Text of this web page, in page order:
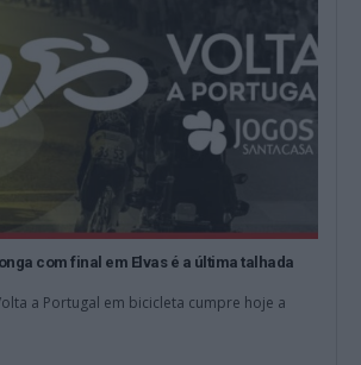
com final em Elvas é a última talhada
a Portugal em bicicleta cumpre hoje a